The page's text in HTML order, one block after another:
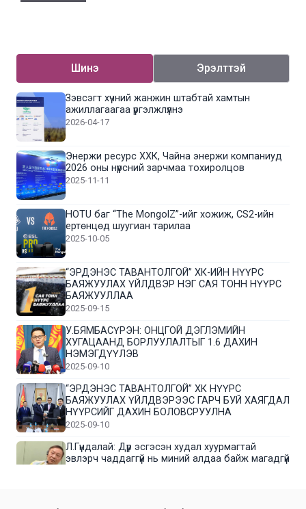
Шинэ Эрэлттэй
Зэвсэгт хүчний жанжин штабтай хамтын
ажиллагаагаа үргэлжлүүлнэ
2026-04-17
Энержи ресурс ХХК, Чайна энержи компаниуд
2026 оны нүүрсний зарчмаа тохиролцов
2025-11-11
HOTU баг “The MongolZ”-ийг хожиж, CS2-ийн
ертөнцөд шуугиан тарилаа
2025-10-05
“ЭРДЭНЭС ТАВАНТОЛГОЙ” ХК-ИЙН НҮҮРС
БАЯЖУУЛАХ ҮЙЛДВЭР НЭГ САЯ ТОНН НҮҮРС
БАЯЖУУЛЛАА
2025-09-15
У.БЯМБАСҮРЭН: ОНЦГОЙ ДЭГЛЭМИЙН
ХУГАЦААНД БОРЛУУЛАЛТЫГ 1.6 ДАХИН
НЭМЭГДҮҮЛЭВ
2025-09-10
“ЭРДЭНЭС ТАВАНТОЛГОЙ” ХК НҮҮРС
БАЯЖУУЛАХ ҮЙЛДВЭРЭЭС ГАРЧ БУЙ ХАЯГДАЛ
НҮҮРСИЙГ ДАХИН БОЛОВСРУУЛНА
2025-09-10
Л.Гүндалай: Дүр эсгэсэн худал хуурмагтай
эвлэрч чаддаггүй нь миний алдаа байж магадгүй
ЦОГТЦЭЦИЙ СУМЫН ЦАГААН-ОВОО, СИЙРСТ